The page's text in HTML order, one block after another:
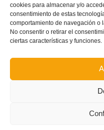
cookies para almacenar y/o
consentimiento de estas
comportamiento de navegación o
No consentir o retirar el
ciertas características y funciones.
El calendario del
RFEF para la
martes 4 de
C que
plazas del curso
territoriales de fútbol sala